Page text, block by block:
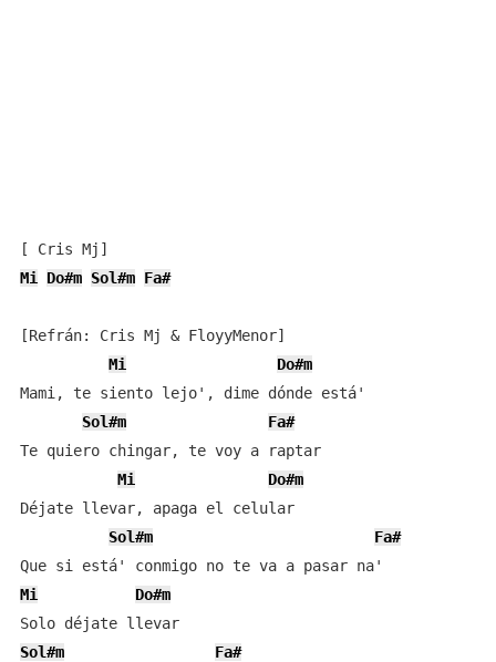
Mi
Do#m Sol#m Fa#
[Refrán: Cris Mj & FloyyMenor]
Mi
Do#m
Mami, te siento lejo', dime dónde está'
Sol#m
Fa#
Te quiero chingar, te voy a raptar
Mi
Do#m
Déjate llevar, apaga el celular
Sol#m
Fa#
Mi
Do#m
Solo déjate llevar
Sol#m
Fa#